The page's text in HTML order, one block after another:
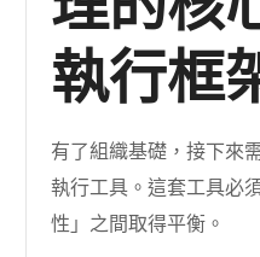
執行框
有了組織基礎，接下來
執行工具。這套工具必
性」之間取得平衡。